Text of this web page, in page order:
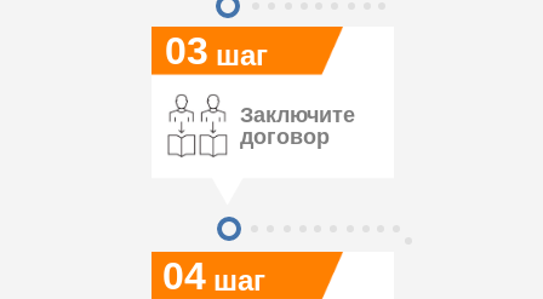
04
03 шаг
шаг
Заключите
договор